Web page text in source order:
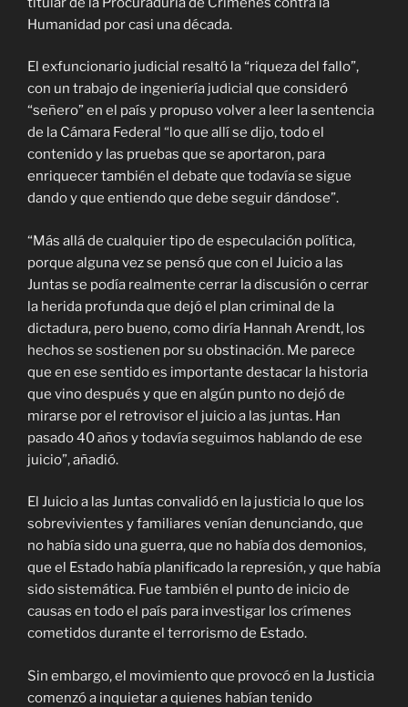
Humanidad por casi una década.
El exfuncionario judicial resaltó la “riqueza del fallo”,
con un trabajo de ingeniería judicial que consideró
“señero” en el país y propuso volver a leer la sentencia
de la Cámara Federal “lo que allí se dijo, todo el
contenido y las pruebas que se aportaron, para
enriquecer también el debate que todavía se sigue
dando y que entiendo que debe seguir dándose”.
“Más allá de cualquier tipo de especulación política,
porque alguna vez se pensó que con el Juicio a las
Juntas se podía realmente cerrar la discusión o cerrar
la herida profunda que dejó el plan criminal de la
dictadura, pero bueno, como diría Hannah Arendt, los
hechos se sostienen por su obstinación. Me parece
que en ese sentido es importante destacar la historia
que vino después y que en algún punto no dejó de
mirarse por el retrovisor el juicio a las juntas. Han
pasado 40 años y todavía seguimos hablando de ese
juicio”, añadió.
El Juicio a las Juntas convalidó en la justicia lo que los
sobrevivientes y familiares venían denunciando, que
no había sido una guerra, que no había dos demonios,
que el Estado había planificado la represión, y que había
sido sistemática. Fue también el punto de inicio de
causas en todo el país para investigar los crímenes
cometidos durante el terrorismo de Estado.
Sin embargo, el movimiento que provocó en la Justicia
comenzó a inquietar a quienes habían tenido